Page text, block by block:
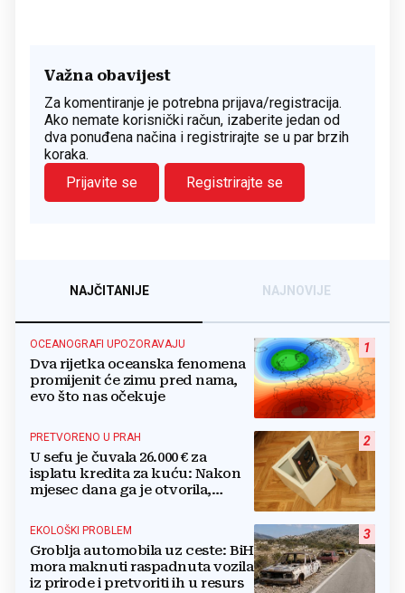
Važna obavijest
Za komentiranje je potrebna prijava/registracija.
Ako nemate korisnički račun, izaberite jedan od
dva ponuđena načina i registrirajte se u par brzih
koraka.
Prijavite se
Registrirajte se
NAJČITANIJE NAJNOVIJE
1
OCEANOGRAFI UPOZORAVAJU
Dva rijetka oceanska fenomena
promijenit će zimu pred nama,
evo što nas očekuje
2
PRETVORENO U PRAH
U sefu je čuvala 26.000 € za
isplatu kredita za kuću: Nakon
mjesec dana ga je otvorila,
3
EKOLOŠKI PROBLEM
Groblja automobila uz ceste: BiH
mora maknuti raspadnuta vozila
iz prirode i pretvoriti ih u resurs